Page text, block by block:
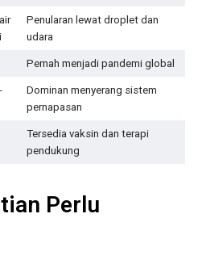
Penularan lewat droplet dan
udara
Pernah menjadi pandemi global
Dominan menyerang sistem
pernapasan
Tersedia vaksin dan terapi
pendukung
Perlu